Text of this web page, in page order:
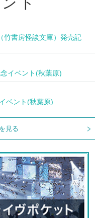
竹書房怪談文庫）発売記
イベント(秋葉原)
ベント(秋葉原)
見る